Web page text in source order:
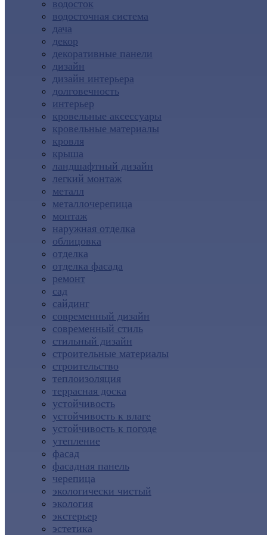
водосток
водосточная система
дача
декор
декоративные панели
дизайн
дизайн интерьера
долговечность
интерьер
кровельные аксессуары
кровельные материалы
кровля
крыша
ландшафтный дизайн
легкий монтаж
металл
металлочерепица
монтаж
наружная отделка
облицовка
отделка
отделка фасада
ремонт
сад
сайдинг
современный дизайн
современный стиль
стильный дизайн
строительные материалы
строительство
теплоизоляция
террасная доска
устойчивость
устойчивость к влаге
устойчивость к погоде
утепление
фасад
фасадная панель
черепица
экологически чистый
экология
экстерьер
эстетика